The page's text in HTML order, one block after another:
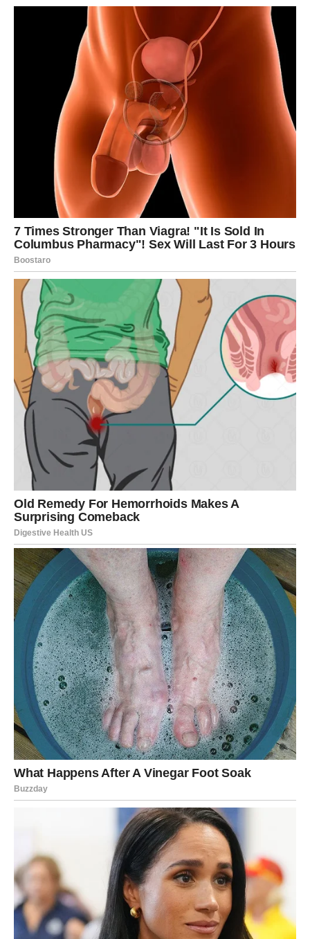
Jarčevi ulaze u period u kojem srce konačno pobjeđuje
razum. Slobodni pripadnici ovog znaka mogli bi upoznati
osobu sa kojom će poželjeti ozbiljnu zajedničku
budućnost.
Ako ste u vezi, očekuju vas razgovori koji će učvrstiti
povjerenje i donijeti mnogo više sigurnosti.
Vodolija
Vodolijama ljubav donosi prijatno iznenađenje. Jedna
osoba pokazaće vam interesovanje na veoma iskren
način, a vi ćete shvatiti da ste spremni za novo poglavlje.
U vezi vas očekuje više zajedničkih trenutaka i lijepih
planova.
Ribe
Ribe će osjetiti da se ljubavni život konačno razvija onako
kako su dugo željele. Emocije će biti uzvraćene, a jedna
osoba pružiće vam osjećaj mira i pripadnosti.
Pred vama su dani ispunjeni nježnošću, pažnjom i
iskrenim osmijesima.
Zvijezde pokazuju da prava ljubavna priča počinje onda
kada srce prestane živjeti u strahu i odluči vjerovati
emocijama. Pred mnogim znakovima nalaze se dani puni
iskrenih susreta, važnih razgovora i osjećaja koji će
ostaviti trag za cijeli život.